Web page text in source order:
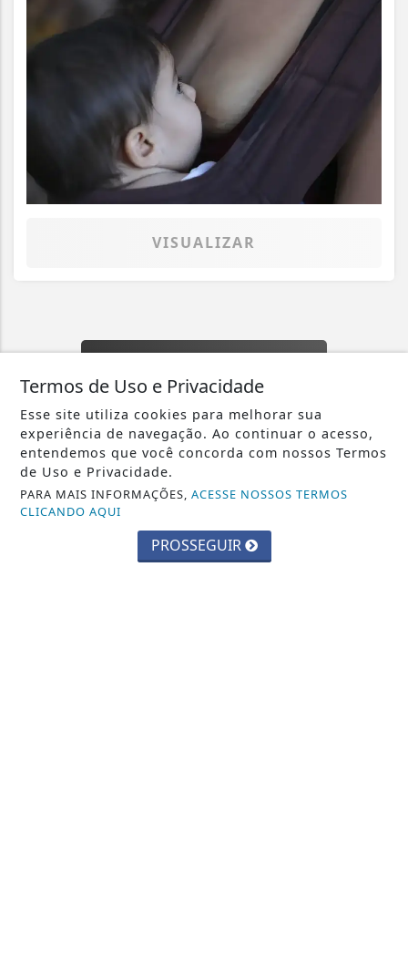
VISUALIZAR
Crie sua conta e confira as
vantagens do Portal
Termos de Uso e Privacidade
Esse site utiliza cookies para melhorar sua
experiência de navegação. Ao continuar o acesso,
entendemos que você concorda com nossos Termos
de Uso e Privacidade.
PARA MAIS INFORMAÇÕES,ACESSE NOSSOS TERMOS
CLICANDO AQUI
PROSSEGUIR